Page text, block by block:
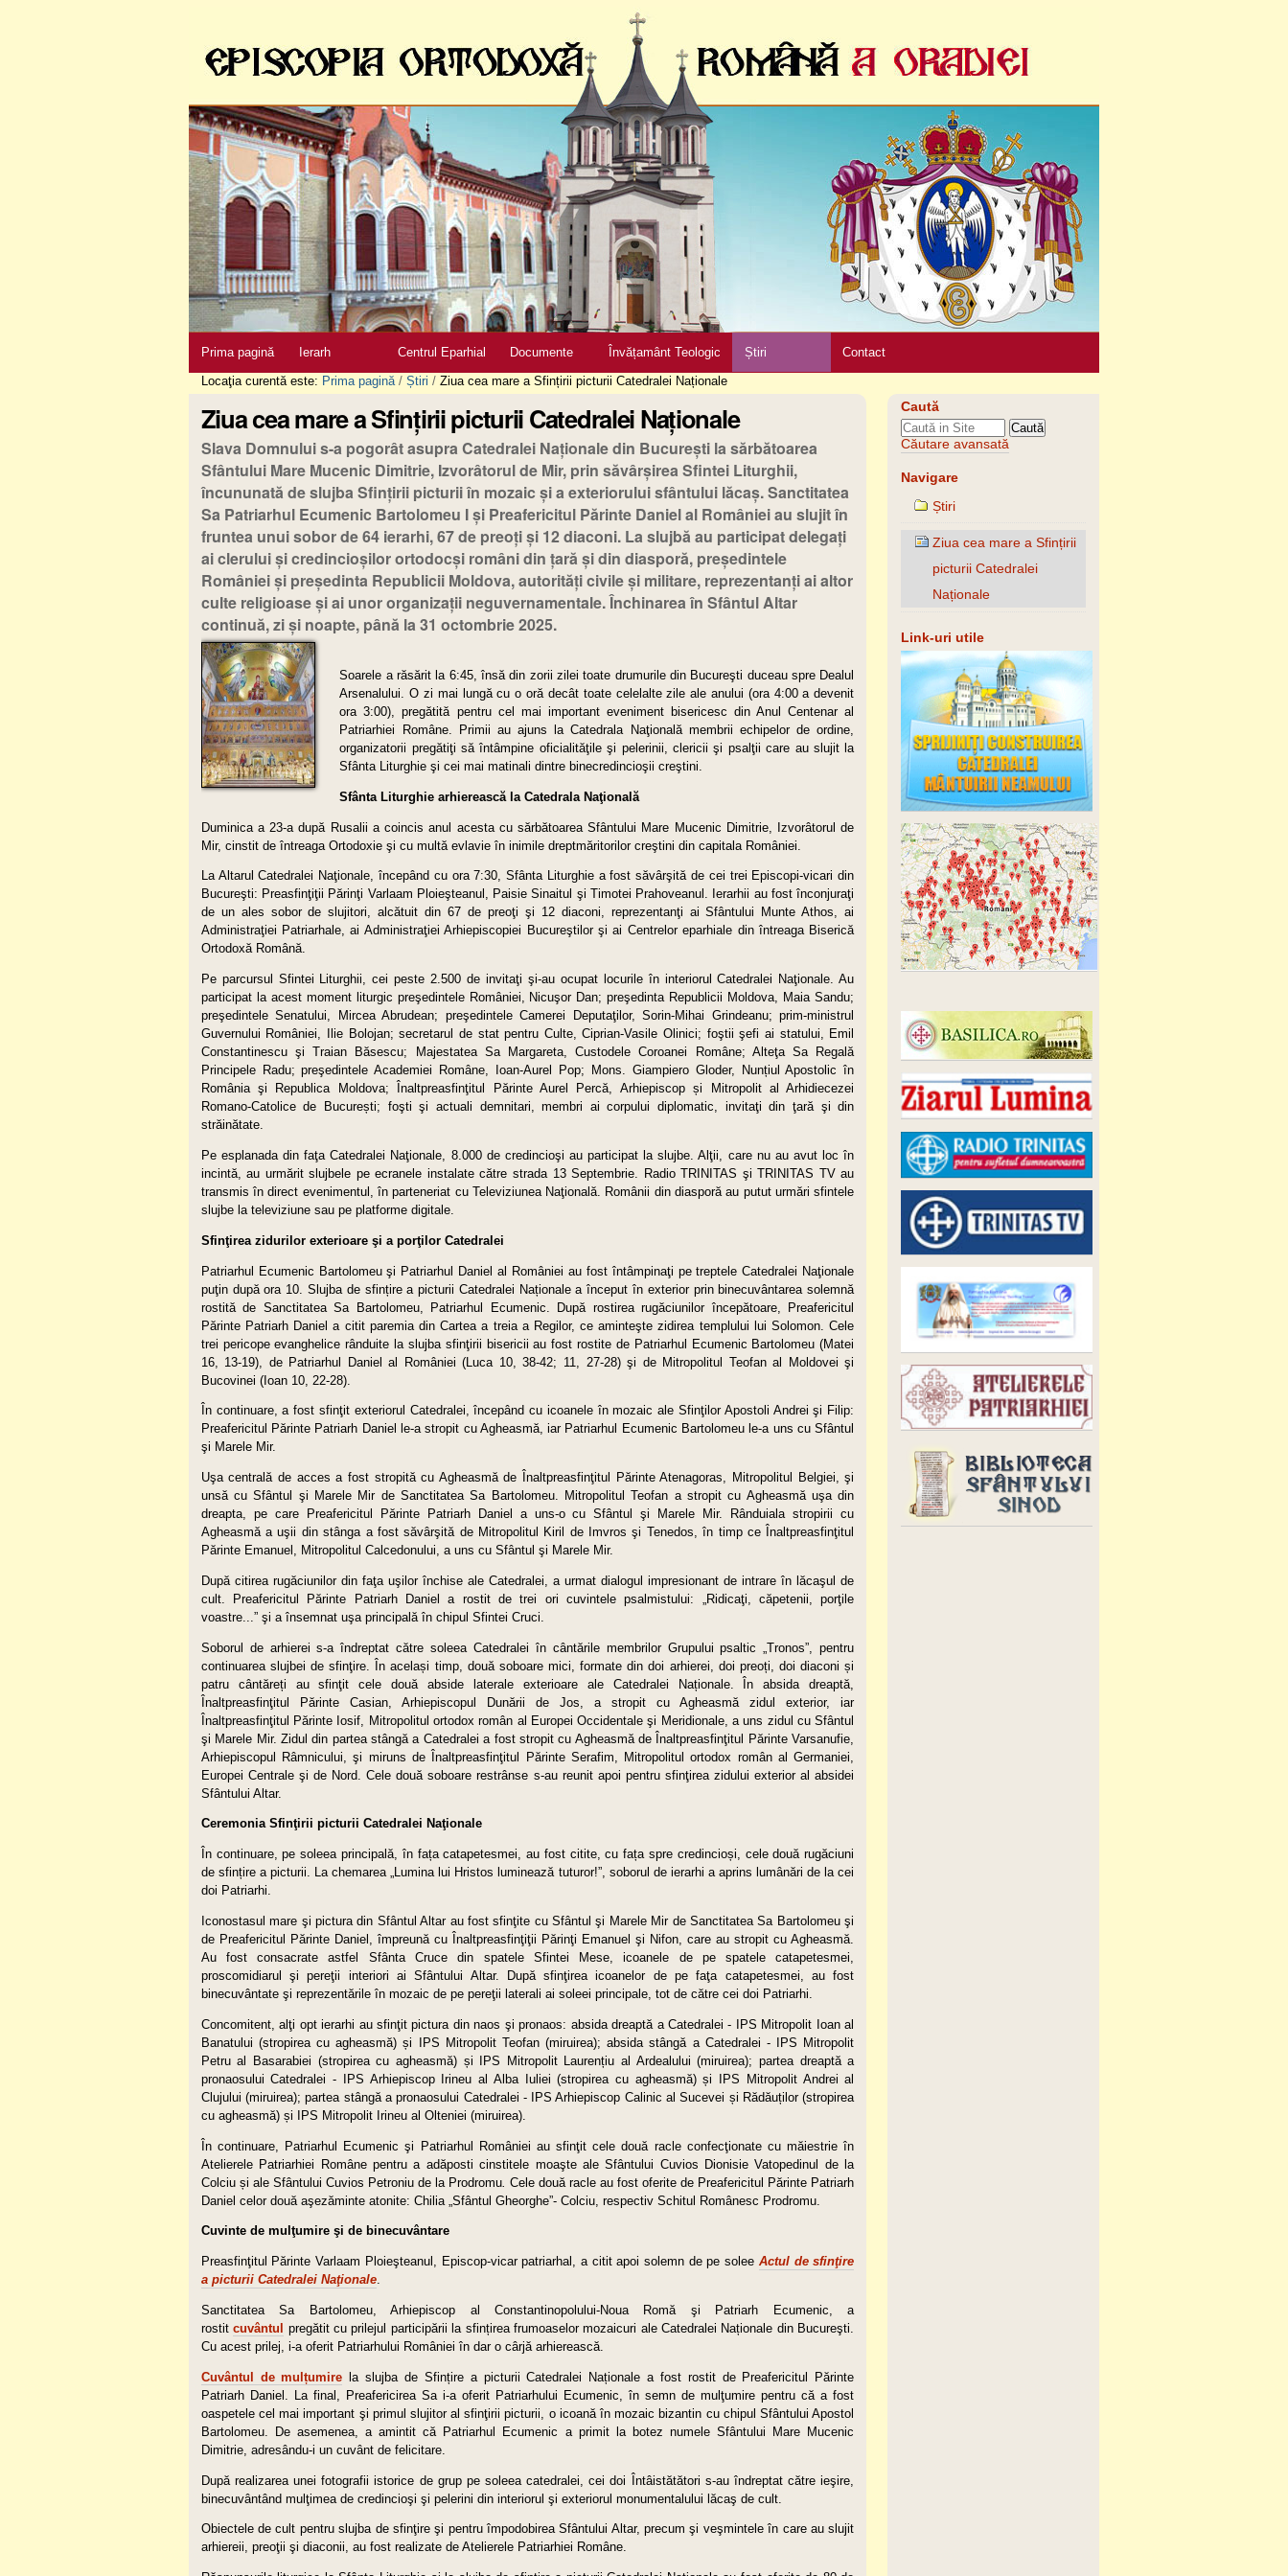
Sari
navigare
Prima pagină Ierarh Centrul Eparhial Documente Învățamânt Teologic Știri Contact
Locaţia curentă este: Prima pagină / Știri / Ziua cea mare a Sfințirii picturii Catedralei Naționale
Ziua cea mare a Sfințirii picturii Catedralei Naționale
Slava Domnului s-a pogorât asupra Catedralei Naţionale din Bucureşti la sărbătoarea
Sfântului Mare Mucenic Dimitrie, Izvorâtorul de Mir, prin săvârşirea Sfintei Liturghii,
încununată de slujba Sfinţirii picturii în mozaic şi a exteriorului sfântului lăcaş. Sanctitatea
Sa Patriarhul Ecumenic Bartolomeu I şi Preafericitul Părinte Daniel al României au slujit în
fruntea unui sobor de 64 ierarhi, 67 de preoţi şi 12 diaconi. La slujbă au participat delegaţi
ai clerului şi credincioşilor ortodocşi români din ţară şi din diasporă, preşedintele
României şi preşedinta Republicii Moldova, autorităţi civile şi militare, reprezentanţi ai altor
culte religioase şi ai unor organizaţii neguvernamentale. Închinarea în Sfântul Altar
continuă, zi şi noapte, până la 31 octombrie 2025.
Soarele a răsărit la 6:45, însă din zorii zilei toate drumurile din Bucureşti duceau spre Dealul
Arsenalului. O zi mai lungă cu o oră decât toate celelalte zile ale anului (ora 4:00 a devenit
ora 3:00), pregătită pentru cel mai important eveniment bisericesc din Anul Centenar al
Patriarhiei Române. Primii au ajuns la Catedrala Naţională membrii echipelor de ordine,
organizatorii pregătiţi să întâmpine oficialităţile şi pelerinii, clericii şi psalţii care au slujit la
Sfânta Liturghie şi cei mai matinali dintre binecredincioşii creştini.
Sfânta Liturghie arhierească la Catedrala Naţională
Duminica a 23-a după Rusalii a coincis anul acesta cu sărbătoarea Sfântului Mare Mucenic Dimitrie, Izvorâtorul de
Mir, cinstit de întreaga Ortodoxie şi cu multă evlavie în inimile dreptmăritorilor creştini din capitala României.
La Altarul Catedralei Naţionale, începând cu ora 7:30, Sfânta Liturghie a fost săvârşită de cei trei Episcopi-vicari din
Bucureşti: Preasfinţiţii Părinţi Varlaam Ploieşteanul, Paisie Sinaitul şi Timotei Prahoveanul. Ierarhii au fost înconjuraţi
de un ales sobor de slujitori, alcătuit din 67 de preoţi şi 12 diaconi, reprezentanţi ai Sfântului Munte Athos, ai
Administraţiei Patriarhale, ai Administraţiei Arhiepiscopiei Bucureştilor şi ai Centrelor eparhiale din întreaga Biserică
Ortodoxă Română.
Pe parcursul Sfintei Liturghii, cei peste 2.500 de invitaţi şi-au ocupat locurile în interiorul Catedralei Naţionale. Au
participat la acest moment liturgic preşedintele României, Nicuşor Dan; preşedinta Republicii Moldova, Maia Sandu;
preşedintele Senatului, Mircea Abrudean; preşedintele Camerei Deputaţilor, Sorin-Mihai Grindeanu; prim-ministrul
Guvernului României, Ilie Bolojan; secretarul de stat pentru Culte, Ciprian-Vasile Olinici; foştii şefi ai statului, Emil
Constantinescu şi Traian Băsescu; Majestatea Sa Margareta, Custodele Coroanei Române; Alteţa Sa Regală
Principele Radu; preşedintele Academiei Române, Ioan-Aurel Pop; Mons. Giampiero Gloder, Nunțiul Apostolic în
România şi Republica Moldova; Înalt­­prea­sfinţitul Părinte Aurel Percă, Arhiepiscop și Mitropolit al Arhidiecezei
Romano-Catolice de Bu­cu­rești; foşti şi actuali demnitari, membri ai corpului diplomatic, invitaţi din ţară şi din
străinătate.
Pe esplanada din faţa Catedralei Naţionale, 8.000 de credincioşi au participat la slujbe. Alţii, care nu au avut loc în
incintă, au urmărit slujbele pe ecranele instalate către strada 13 Septembrie. Radio TRINITAS şi TRINITAS TV au
transmis în direct evenimentul, în parteneriat cu Televiziunea Naţională. Românii din diasporă au putut urmări sfintele
slujbe la televiziune sau pe platforme digitale.
Sfinţirea zidurilor exterioare şi a porţilor Catedralei
Patriarhul Ecumenic Bartolomeu şi Patriarhul Daniel al României au fost întâmpinaţi pe treptele Catedralei Naţionale
puţin după ora 10. Slujba de sfințire a picturii Catedralei Naționale a început în exterior prin binecuvântarea solemnă
rostită de Sanctitatea Sa Bartolomeu, Patriarhul Ecumenic. După rostirea rugăciunilor începătoare, Preafericitul
Părinte Patriarh Daniel a citit paremia din Cartea a treia a Regilor, ce aminteşte zidirea templului lui Solomon. Cele
trei pericope evanghelice rânduite la slujba sfinţirii bisericii au fost rostite de Patriarhul Ecumenic Bartolomeu (Matei
16, 13-19), de Patriarhul Daniel al României (Luca 10, 38-42; 11, 27-28) şi de Mitropolitul Teofan al Moldovei şi
Bucovinei (Ioan 10, 22-28).
În continuare, a fost sfinţit exteriorul Catedralei, începând cu icoanele în mozaic ale Sfinţilor Apostoli Andrei şi Filip:
Preafericitul Părinte Patriarh Daniel le-a stropit cu Agheasmă, iar Patriarhul Ecumenic Bartolomeu le-a uns cu Sfântul
şi Marele Mir.
Uşa centrală de acces a fost stropită cu Agheasmă de Înaltprea­sfinţitul Părinte Atenagoras, Mitropolitul Belgiei, şi
unsă cu Sfântul şi Marele Mir de Sanctitatea Sa Bartolomeu. Mitropolitul Teofan a stropit cu Agheasmă uşa din
dreapta, pe care Preafericitul Părinte Patriarh Daniel a uns-o cu Sfântul şi Marele Mir. Rânduiala stropirii cu
Agheasmă a uşii din stânga a fost săvârşită de Mitropolitul Kiril de Imvros şi Tenedos, în timp ce Înaltpreasfinţitul
Părinte Emanuel, Mitropolitul Calcedonului, a uns cu Sfântul şi Marele Mir.
După citirea rugăciunilor din faţa uşilor închise ale Catedralei, a urmat dialogul impresionant de intrare în lăcaşul de
cult. Preafericitul Părinte Patriarh Daniel a rostit de trei ori cuvintele psalmistului: „Ridicaţi, căpetenii, porţile
voastre...” şi a însemnat uşa principală în chipul Sfintei Cruci.
Soborul de arhierei s-a îndreptat către soleea Catedralei în cântările membrilor Grupului psaltic „Tronos”, pentru
continuarea slujbei de sfinţire. În același timp, două soboare mici, formate din doi arhierei, doi preoți, doi diaconi și
patru cântăreți au sfinţit cele două abside laterale exterioare ale Catedralei Naționale. În absida dreap­tă,
Înaltpreasfinţitul Părinte Casian, Arhiepiscopul Dunării de Jos, a stropit cu Agheasmă zidul exterior, iar
Înaltpreasfinţitul Părinte Iosif, Mitropolitul ortodox român al Europei Occidentale şi Meridionale, a uns zidul cu Sfântul
şi Marele Mir. Zidul din partea stângă a Catedralei a fost stropit cu Agheasmă de Înaltpreasfinţitul Părinte Varsanufie,
Arhiepiscopul Râmnicului, şi miruns de Înaltpreasfinţitul Părinte Serafim, Mitropolitul ortodox român al Germaniei,
Europei Centrale şi de Nord. Cele două soboare restrânse s-au reunit apoi pentru sfinţirea zidului exterior al absidei
Sfântului Altar.
Ceremonia Sfinţirii picturii Catedralei Naţionale
În continuare, pe soleea principală, în fața catapetesmei, au fost citite, cu fața spre credincioși, cele două rugăciuni
de sfințire a picturii. La chemarea „Lumina lui Hristos luminează tuturor!”, soborul de ierarhi a aprins lumânări de la cei
doi Patriarhi.
Iconostasul mare şi pictura din Sfântul Altar au fost sfinţite cu Sfântul şi Marele Mir de Sanctitatea Sa Bartolomeu şi
de Preafericitul Părinte Daniel, împreună cu Înaltpreasfinţiţii Părinţi Emanuel şi Nifon, care au stropit cu Agheasmă.
Au fost consacrate astfel Sfânta Cruce din spatele Sfintei Mese, icoanele de pe spatele catapetesmei,
proscomidiarul şi pereţii interiori ai Sfântului Altar. După sfinţirea icoanelor de pe faţa catapetesmei, au fost
binecuvântate şi reprezentările în mozaic de pe pereţii laterali ai soleei principale, tot de către cei doi Patriarhi.
Concomitent, alţi opt ierarhi au sfinţit pictura din naos şi pronaos: absida dreaptă a Catedralei - IPS Mitropolit Ioan al
Banatului (stropirea cu agheasmă) și IPS Mitropolit Teofan (miruirea); absida stângă a Catedralei - IPS Mitropolit
Petru al Basarabiei (stropirea cu agheasmă) și IPS Mitropolit Laurențiu al Ardealului (miruirea); partea dreaptă a
pronaosului Catedralei - IPS Arhiepiscop Irineu al Alba Iuliei (stropirea cu agheasmă) și IPS Mitropolit Andrei al
Clujului (miruirea); partea stângă a pronaosului Catedralei - IPS Arhiepiscop Calinic al Sucevei și Rădăuților (stropirea
cu agheasmă) și IPS Mitropolit Irineu al Olteniei (miruirea).
În continuare, Patriarhul Ecumenic şi Patriarhul României au sfinţit cele două racle confecţionate cu măiestrie în
Atelierele Patriarhiei Române pentru a adăposti cinstitele moaşte ale Sfântului Cuvios Dionisie Vatopedinul de la
Colciu și ale Sfântului Cuvios Petroniu de la Prodromu. Cele două racle au fost oferite de Preafericitul Părinte Patriarh
Daniel celor două aşezăminte atonite: Chilia „Sfântul Gheorghe”- Colciu, respectiv Schitul Românesc Prodromu.
Cuvinte de mulţumire şi de binecuvântare
Preasfinţitul Părinte Varlaam Ploieşteanul, Episcop-vicar patriarhal, a citit apoi solemn de pe solee Actul de sfinţire
a picturii Catedralei Naţionale.
Sanctitatea Sa Bartolomeu, Arhi­episcop al Constantinopolului-Noua Romă şi Patriarh Ecumenic, a
rostitcuvântul
pregătit cu prilejul participării la sfințirea frumoaselor mozaicuri ale Catedralei Naționale din Bucureşti.
Cu acest prilej, i-a oferit Patriarhului României în dar o cârjă arhi­erească.
Cuvântul de mulțumire la slujba de Sfințire a picturii Catedralei Naționale a fost rostit de Preafericitul Părinte
Patriarh Daniel. La final, Preafericirea Sa i-a oferit Patriarhului Ecumenic, în semn de mulţumire pentru că a fost
oaspetele cel mai important şi primul slujitor al sfinţirii picturii, o icoană în mozaic bizantin cu chipul Sfântului Apostol
Bartolomeu. De asemenea, a amintit că Patriarhul Ecumenic a primit la botez numele Sfântului Mare Mucenic
Dimitrie, adresându-i un cuvânt de felicitare.
După realizarea unei fotografii istorice de grup pe soleea catedralei, cei doi Întâistătători s-au îndreptat către ieşire,
binecuvântând mulţimea de credincioşi şi pelerini din interiorul şi exteriorul monumentalului lăcaş de cult.
Obiectele de cult pentru slujba de sfinţire şi pentru împodobirea Sfântului Altar, precum şi veşmintele în care au slujit
arhiereii, preoţii şi diaconii, au fost realizate de Atelierele Patriarhiei Române.
Caută
Căutare avansată
Navigare
Știri
Ziua cea mare a Sfințirii
picturii Catedralei
Naționale
Link-uri utile